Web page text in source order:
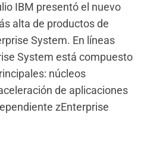
IBM presentó el nuevo
alta de productos de
System. En líneas
System está compuesto
núcleos
de aplicaciones
zEnterprise